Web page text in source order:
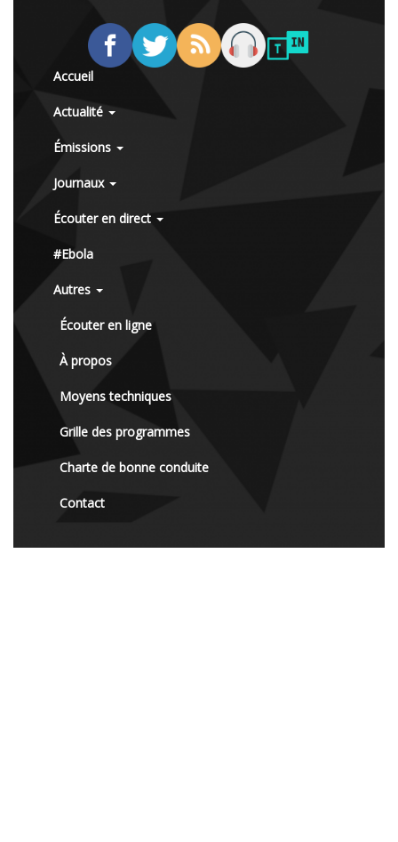
Accueil
Actualité
Émissions
Journaux
Écouter en direct
#Ebola
Autres
Écouter en ligne
À propos
Moyens techniques
Grille des programmes
Charte de bonne conduite
Contact